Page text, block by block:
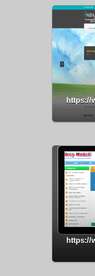
https://
https://